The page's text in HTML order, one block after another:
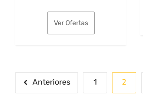
original
era: es:
Ver Ofertas
Paginación
de
Anteriores 1 2